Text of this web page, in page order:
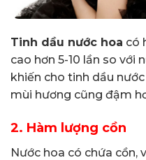
Tinh dầu nước hoa có
cao hơn 5-10 lần so với
khiến cho tinh dầu
mùi hương cũng đậm
2. Hàm lượng cồn
Nước hoa có chứa cồn,